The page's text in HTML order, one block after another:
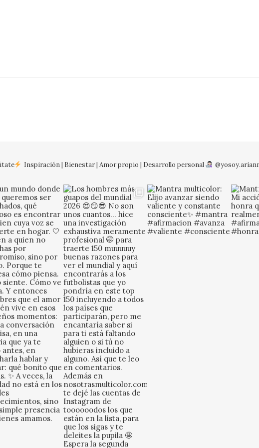
Inspiración | Bienestar | Amor propio | Desarrollo personal
No so